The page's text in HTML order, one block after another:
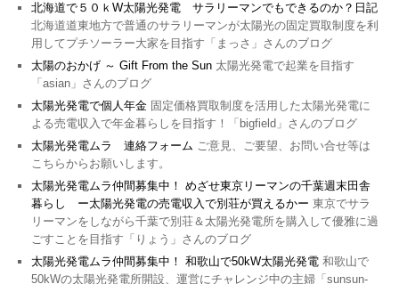
北海道で５０ｋW太陽光発電 サラリーマンでもできるのか？日記
北海道道東地方で普通のサラリーマンが太陽光の固定買取制度を利
用してプチソーラー大家を目指す「まっさ」さんのブログ
太陽のおかげ ～ Gift From the Sun 太陽光発電で起業を目指す
「asian」さんのブログ
太陽光発電で個人年金 固定価格買取制度を活用した太陽光発電に
よる売電収入で年金暮らしを目指す！「bigfield」さんのブログ
太陽光発電ムラ 連絡フォーム ご意見、ご要望、お問い合せ等は
こちらからお願いします。
太陽光発電ムラ仲間募集中！ めざせ東京リーマンの千葉週末田舎
暮らし ー太陽光発電の売電収入で別荘が買えるかー 東京でサラ
リーマンをしながら千葉で別荘＆太陽光発電所を購入して優雅に過
ごすことを目指す「りょう」さんのブログ
太陽光発電ムラ仲間募集中！ 和歌山で50kW太陽光発電 和歌山で
50kWの太陽光発電所開設、運営にチャレンジ中の主婦「sunsun-